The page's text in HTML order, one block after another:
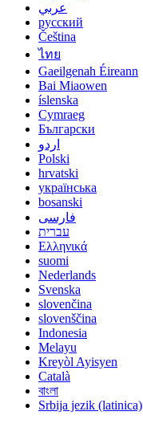
عربي
русский
Čeština
ไทย
Gaeilgenah Éireann
Bai Miaowen
íslenska
Cymraeg
Български
اردو
Polski
hrvatski
українська
bosanski
فارسی
עברית
Ελληνικά
suomi
Nederlands
Svenska
slovenčina
slovenščina
Indonesia
Melayu
Kreyòl Ayisyen
Català
বাংলা
Srbija jezik (latinica)